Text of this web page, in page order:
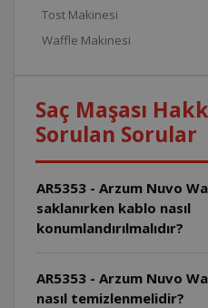
Tost Makinesi
Waffle Makinesi
Saç Maşası
Sorulan Sorular
AR5353 - Arzum Nuvo
saklanırken kablo nasıl
konumlandırılmalıdır?
AR5353 - Arzum Nuvo
nasıl temizlenmelidir?